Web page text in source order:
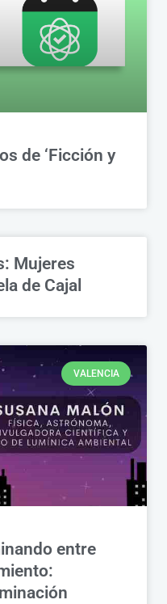
de ‘Ficción y
Mujeres
de Cajal
VALENCIA
entre